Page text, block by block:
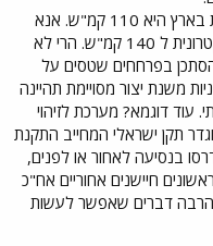
המהירות המקסימלית המותרת בארץ היא 110 קמ"ש. אנא
יוגבלו הרכבים המיובאים אלקטרונית ל 140 קמ"ש. הרי לא
בפרחחים שטסים על
משנת יצור מסויימת תהיינה
עוד דוגמא? מערכת לזיהוי
תקן ישראלי המחייב התקנת
בנסיעה לאחור או לפנים,
חיישנים אחוריים אח"כ
הרבה דברים שאפשר לעשות